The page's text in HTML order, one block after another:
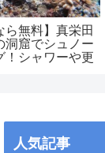
ら無料】真栄田
洞窟でシュノー
！シャワーや更
人気記事